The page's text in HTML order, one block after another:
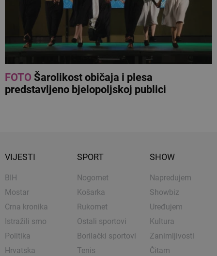
FOTOŠarolikost običaja i plesa
predstavljeno bjelopoljskoj publici
VIJESTI
BIH
Mostar
Crna kronika
Istražili smo
Politika
Hrvatska
SPORT
Nogomet
Košarka
Rukomet
Ostali sportovi
Borilački sportovi
Tenis
SHOW
Napredujem
Showbiz
Uređujem
Kultura
Zanimljivosti
Čitam